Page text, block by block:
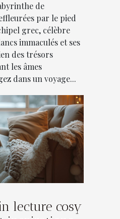
de
par le pied
grec, célèbre
immaculés et ses
des trésors
les âmes
dans un voyage...
lecture cosy